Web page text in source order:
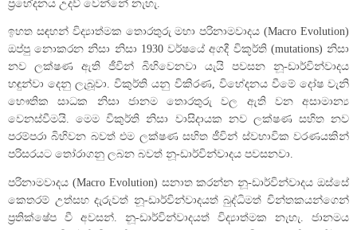
ප්‍රභේදනය උදව් වෙන්නේ නැහැ.
ඉහත සඳහන් විද්‍යාත්මක තොරතුරු මහා පරිනාමවාදය (Macro Evolution)
ඔප්පු නොකරන නිසා නිසා 1930 වර්ෂයේ අගදී විකූර්ති (mutations) නිසා
නව ලක්ෂණ ඇති ජීවින් බිහිවෙනවා යැයි පවසන නූ-ඩාර්වින්වාදය
හඳුන්වා දෙනු ලැබූවා. විකුර්ති යනු විකිරණ, විභේදනය වීමේ දෝෂ වැනි
භෞතික සාධක නිසා ජානම තොරතුරු වල ඇති වන අසාමාන්‍ය
වෙනස්වීමයි. මෙම විකුර්ති නිසා වාසිදායක නව ලක්ෂණ සහිත නව
පරම්පරා බිහිවන බවත් එම ලක්ෂණ සහිත ජීවින් ස්වභාවික වරණයකින්
පරිසරයට තෝරාගනු ලබන බවත් නූ-ඩාර්වින්වාදය පවසනවා.
පරිනාමවාදය (Macro Evolution) සනාත කරන්න නූ-ඩාර්වින්වාදය ඔස්සේ
කෙතරම් උත්සහ දැරුවත් නූ-ඩාර්වින්වාදයත් බුද්ධිමත් චින්තකයන්ගෙන්
ප්‍රතික්ෂේප වී අවසන්. නූ-ඩාර්වින්වාදයත් විද්‍යාත්මක නැහැ. ජානමය